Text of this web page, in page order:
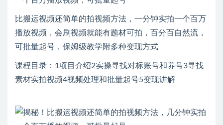
比搬运视频还简单的拍视频方法，一分钟实拍一个百万
播放视频，会刷视频就能有题材可拍，百分百自然流，
可批量起号，保姆级教学附多种变现方式
课程目录：1项目介绍2实操寻找对标账号和养号3寻找
素材实拍视频4视频处理和批量起号5变现讲解